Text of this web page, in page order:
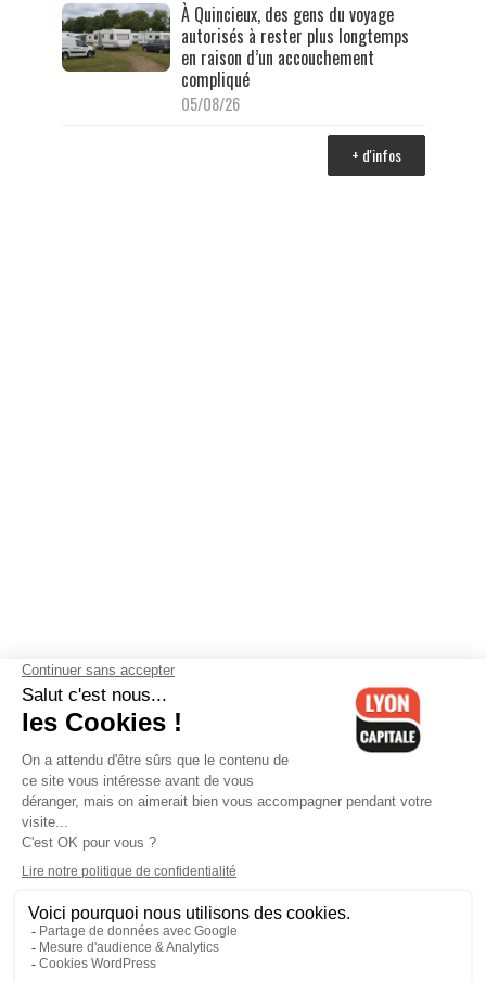
À Quincieux, des gens du voyage
autorisés à rester plus longtemps
en raison d’un accouchement
compliqué
05/08/26
+ d'infos
Contactez-nous-Mentions légales-CGV-Politique de
confidentialité-Gestion des cookies